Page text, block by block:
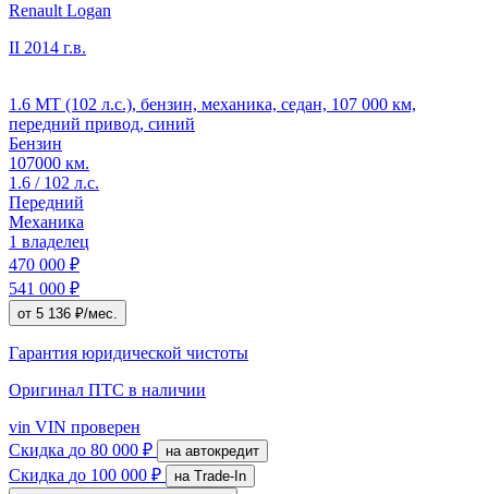
Renault Logan
II 2014 г.в.
1.6 MT (102 л.с.), бензин, механика, седан, 107 000 км,
передний привод, синий
Бензин
107000 км.
1.6 / 102 л.с.
Передний
Механика
1 владелец
470 000 ₽
541 000 ₽
от 5 136 ₽/мес.
Гарантия юридической чистоты
Оригинал ПТС в наличии
vin VIN проверен
Скидка до 80 000 ₽ на автокредит
Скидка до 100 000 ₽
на Trade-In